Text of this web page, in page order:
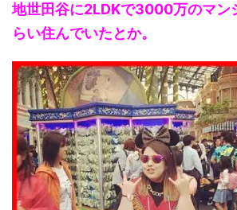
地世田谷に2LDKで3000万のマン
らい住んでいたとか。